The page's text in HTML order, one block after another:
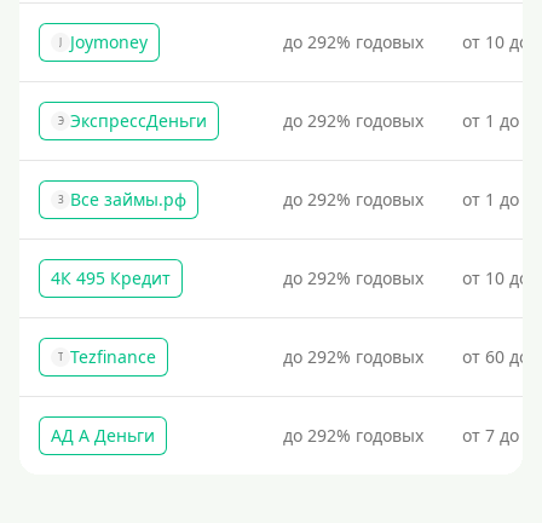
Наличными
По телефону
Через госуслуги
Без карты
На карту
Карта с нулевым остатком
На дебетовую карту
На кредитную карту
На виртуальную карту
На неименную карту
На именную карту
На зарплатную карту
J Joymoney до 292% годовых от 10 до
Э ЭкспрессДеньги до 292% годовых от 1 до
З Все займы.рф до 292% годовых от 1 до
4К 495 Кредит до 292% годовых от 10 до
T Tezfinance до 292% годовых от 60 до
АД А Деньги до 292% годовых от 7 до